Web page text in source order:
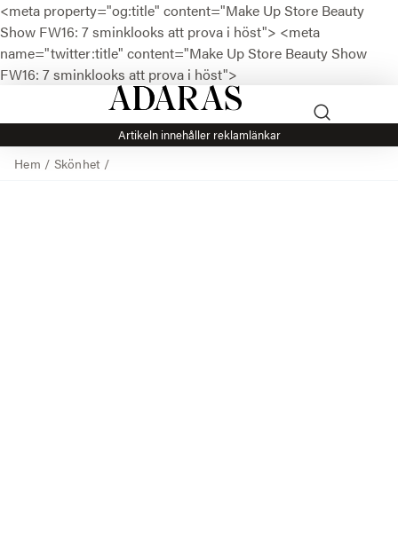
<meta property="og:title" content="Make Up Store Beauty
Show FW16: 7 sminklooks att prova i höst"> <meta
name="twitter:title" content="Make Up Store Beauty Show
FW16: 7 sminklooks att prova i höst">
Artikeln innehåller reklamlänkar
Hem / Skönhet/